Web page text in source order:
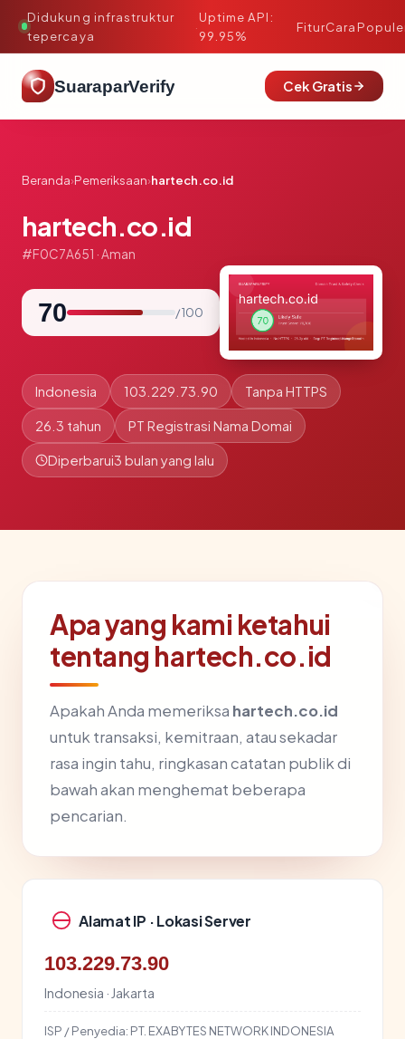
Didukung infrastruktur
tepercaya
·
Uptime API:
99.95%
FiturCara
SuaraparVerify Cek Gratis
Beranda›Pemeriksaan›hartech.co.id
hartech.co.id
#F0C7A651 · Aman
70 / 100
Indonesia 103.229.73.90 Tanpa HTTPS
26.3 tahun PT Registrasi Nama Domai
Diperbarui3 bulan yang lalu
Apa yang kami ketahui
tentang hartech.co.id
Apakah Anda memeriksa hartech.co.id
untuk transaksi, kemitraan, atau sekadar
rasa ingin tahu, ringkasan catatan publik di
bawah akan menghemat beberapa
pencarian.
Alamat IP · Lokasi Server
103.229.73.90
Indonesia · Jakarta
ISP / Penyedia: PT. EXABYTES NETWORK INDONESIA